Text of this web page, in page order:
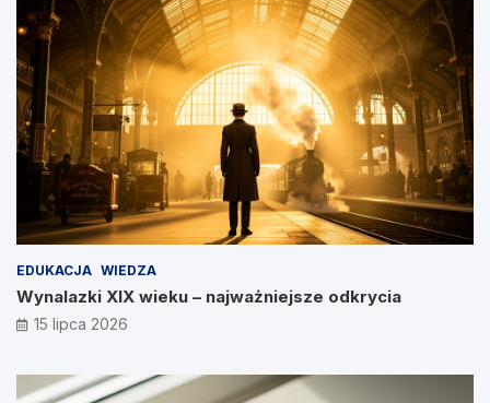
EDUKACJA WIEDZA
Wynalazki XIX wieku – najważniejsze odkrycia
15 lipca 2026